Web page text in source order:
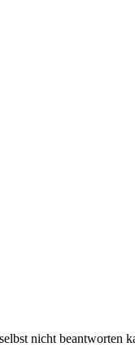
nicht beantworten